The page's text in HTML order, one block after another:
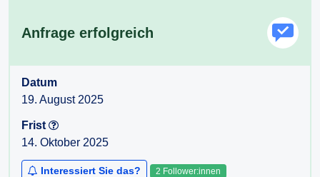
Anfrage erfolgreich
Datum
19. August 2025
Frist
14. Oktober 2025
Interessiert Sie das? 2 Follower:innen